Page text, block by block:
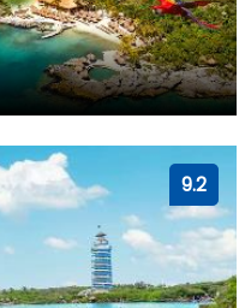
9.2